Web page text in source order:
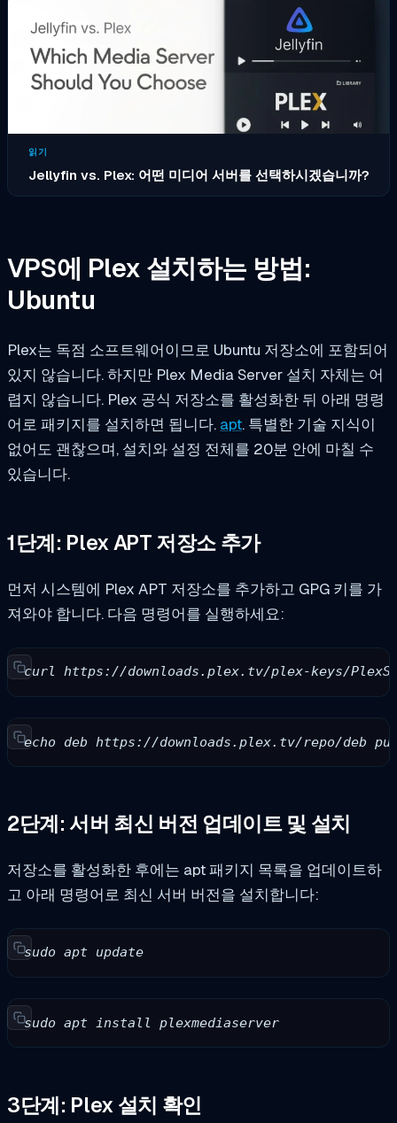
읽기
Jellyfin vs. Plex: 어떤 미디어 서버를 선택하시겠습니까?
VPS에 Plex 설치하는 방법:
Ubuntu
Plex는 독점 소프트웨어이므로 Ubuntu 저장소에 포함되어
있지 않습니다. 하지만 Plex Media Server 설치 자체는 어
렵지 않습니다. Plex 공식 저장소를 활성화한 뒤 아래 명령
어로 패키지를 설치하면 됩니다. apt. 특별한 기술 지식이
없어도 괜찮으며, 설치와 설정 전체를 20분 안에 마칠 수
있습니다.
1단계: Plex APT 저장소 추가
먼저 시스템에 Plex APT 저장소를 추가하고 GPG 키를 가
져와야 합니다. 다음 명령어를 실행하세요:
curl https://downloads.plex.tv/plex-keys/
echo deb https://downloads.plex.tv/repo/deb
2단계: 서버 최신 버전 업데이트 및 설치
저장소를 활성화한 후에는 apt 패키지 목록을 업데이트하
고 아래 명령어로 최신 서버 버전을 설치합니다:
sudo apt update
sudo apt install plexmediaserver
3단계: Plex 설치 확인